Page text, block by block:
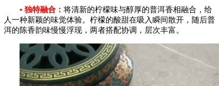
• 独特融合： 将清新的柠檬味与醇厚的普洱香相融合，给
人一种新颖的味觉体验。柠檬的酸甜在吸入瞬间散开，随后普
洱的陈香韵味慢慢浮现，两者搭配协调，层次丰富。